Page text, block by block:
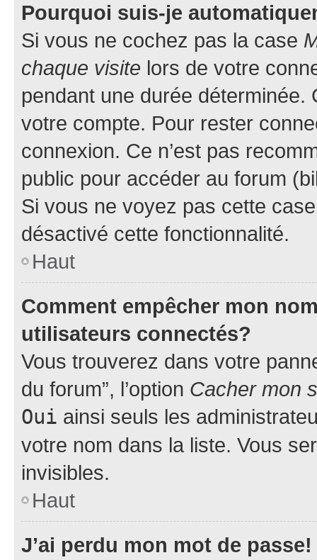
Pourquoi suis-je
Si vous ne cochez pas la case
chaque visite lors de votre
pendant une durée déterminée.
votre compte. Pour rester
connexion. Ce n’est pas
public pour accéder au forum
Si vous ne voyez pas cette
désactivé cette fonctionnalité.
Haut
Comment empêcher mon
utilisateurs connectés?
Vous trouverez dans votre
du forum”, l’option Cacher mon
Oui ainsi seuls les
votre nom dans la liste. Vous
invisibles.
Haut
J’ai perdu mon mot de passe!